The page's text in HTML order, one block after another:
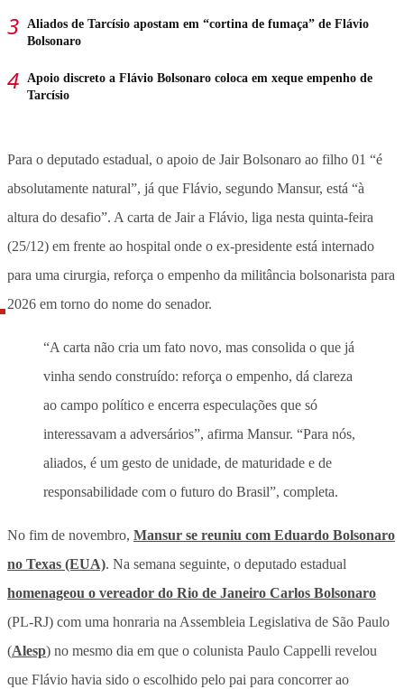
Aliados de Tarcísio apostam em “cortina de fumaça” de Flávio
Bolsonaro
Apoio discreto a Flávio Bolsonaro coloca em xeque empenho de
Tarcísio
Para o deputado estadual, o apoio de Jair Bolsonaro ao filho 01 “é
absolutamente natural”, já que Flávio, segundo Mansur, está “à
altura do desafio”. A carta de Jair a Flávio, liga nesta quinta-feira
(25/12) em frente ao hospital onde o ex-presidente está internado
para uma cirurgia, reforça o empenho da militância bolsonarista para
2026 em torno do nome do senador.
“A carta não cria um fato novo, mas consolida o que já
vinha sendo construído: reforça o empenho, dá clareza
ao campo político e encerra especulações que só
interessavam a adversários”, afirma Mansur. “Para nós,
aliados, é um gesto de unidade, de maturidade e de
responsabilidade com o futuro do Brasil”, completa.
No fim de novembro, Mansur se reuniu com Eduardo Bolsonaro
no Texas (EUA). Na semana seguinte, o deputado estadual
homenageou o vereador do Rio de Janeiro Carlos Bolsonaro
(PL-RJ) com uma honraria na Assembleia Legislativa de São Paulo
(Alesp) no mesmo dia em que o colunista Paulo Cappelli revelou
que Flávio havia sido o escolhido pelo pai para concorrer ao